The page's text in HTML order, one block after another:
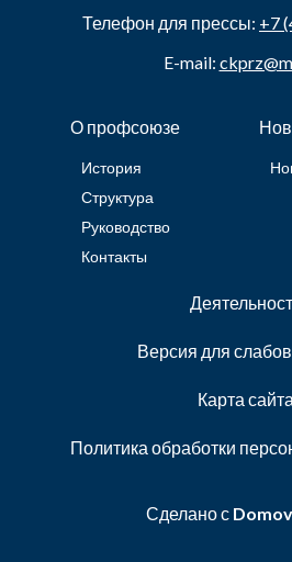
Телефон для прессы: +7
E-mail:
О профсоюзе
История
Структура
Руководство
Контакты
Версия для
Карта сайта
Политика обработки
Сделано с